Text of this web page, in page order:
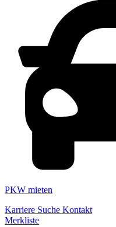
PKW mieten
Karriere Suche Kontakt
Merkliste